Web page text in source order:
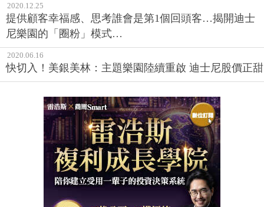
2020.12.25
提供顧客幸福感、思考誰會是第1個回頭客…揭開迪士
尼樂園的「圈粉」模式…
2020.06.16
快切入！美銀美林：主題樂園陸續重啟 迪士尼股價正甜